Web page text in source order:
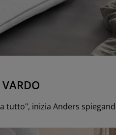
tutto", inizia Anders